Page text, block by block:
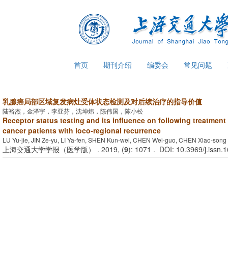
首页 期刊介绍 编委会 常见问题
乳腺癌局部区域复发病灶受体状态检测及对后续治疗的指导价值
陆裕杰，金泽宇，李亚芬，沈坤炜，陈伟国，陈小松
Receptor status testing and its influence on following
cancer patients with loco-regional recurrence
LU Yu-jie, JIN Ze-yu, LI Ya-fen, SHEN Kun-wei, CHEN Wei-guo, CHEN Xiao-song
上海交通大学学报（医学版） . 2019, (9): 1071 . DOI: 10.3969/